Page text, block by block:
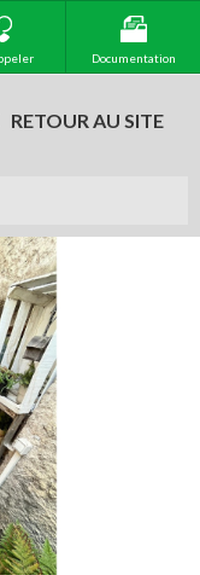
Documentation
RETOUR AU SITE